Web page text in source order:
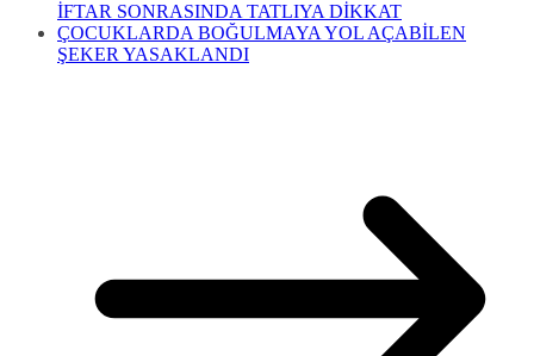
İFTAR SONRASINDA TATLIYA DİKKAT
ÇOCUKLARDA BOĞULMAYA YOL AÇABİLEN
ŞEKER YASAKLANDI